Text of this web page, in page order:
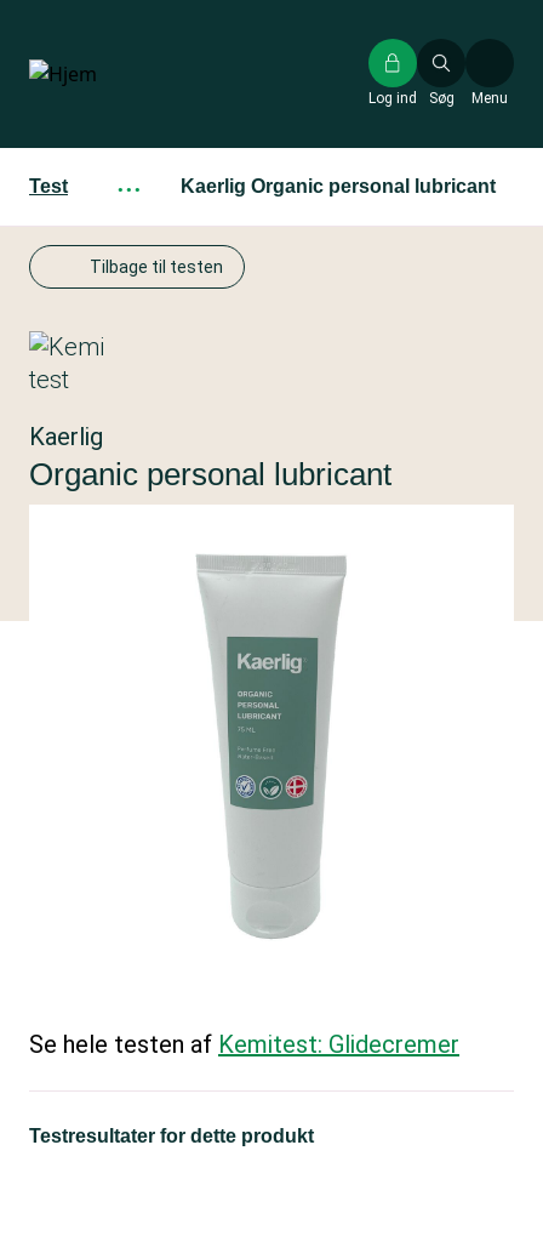
hovedindhold
Søg
Log ind Menu
Test ··· Kaerlig Organic personal lubricant
Tilbage til testen
Kaerlig
Organic personal lubricant
Se hele testen af Kemitest: Glidecremer
Testresultater for dette produkt